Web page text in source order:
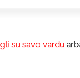
su savo vardu